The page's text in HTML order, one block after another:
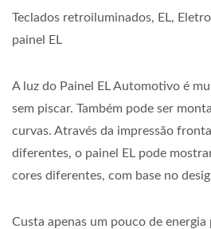
Teclados retroiluminados, EL,
painel EL
A luz do Painel EL Automotivo é
sem piscar. Também pode ser
curvas. Através da impressão
diferentes, o painel EL pode
cores diferentes, com base no
Custa apenas um pouco de energia